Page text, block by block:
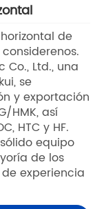
de
Co., Ltd., una
se
y exportación
HMK, así
HTC y HF.
equipo
de los
experiencia